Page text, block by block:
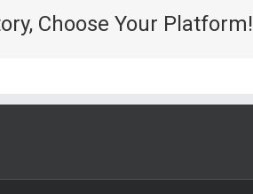
Choose Your Platform!